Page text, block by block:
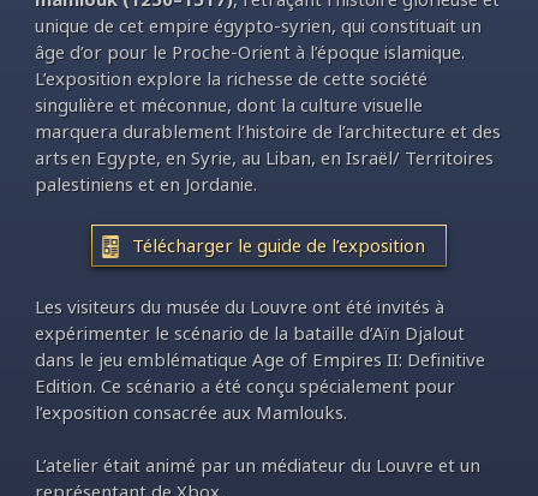
unique de cet empire égypto-syrien, qui constituait un
âge d’or pour le Proche-Orient à l’époque islamique.
L’exposition explore la richesse de cette société
singulière et méconnue, dont la culture visuelle
marquera durablement l’histoire de l’architecture et des
arts en Egypte, en Syrie, au Liban, en Israël/ Territoires
palestiniens et en Jordanie.
Télécharger le guide de l’exposition
Les visiteurs du musée du Louvre ont été invités à
expérimenter le scénario de la bataille d’Aïn Djalout
dans le jeu emblématique Age of Empires II: Definitive
Edition. Ce scénario a été conçu spécialement pour
l’exposition consacrée aux Mamlouks.
L’atelier était animé par un médiateur du Louvre et un